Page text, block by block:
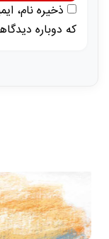
ذخیره نام،
که دوباره